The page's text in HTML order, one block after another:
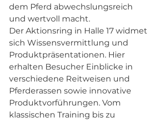
dem Pferd abwechslungsreich
und wertvoll macht.
Der Aktionsring in Halle 17 widmet
sich Wissensvermittlung und
Produktpräsentationen. Hier
erhalten Besucher Einblicke in
verschiedene Reitweisen und
Pferderassen sowie innovative
Produktvorführungen. Vom
klassischen Training bis zu